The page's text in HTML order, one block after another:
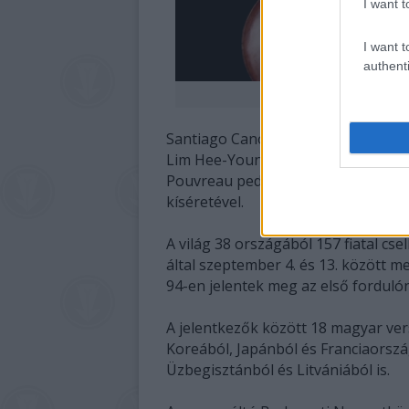
I want
I want
Santiago Canón-Valencia szintén
Lim Hee-Young Dvorák h-moll
Pouvreau pedig Schumann a-moll
kíséretével.
A világ 38 országából 157 fiatal
által szeptember 4. és 13. között
94-en jelentek meg az első
A jelentkezők között 18 magyar
Koreából, Japánból és
Üzbegisztánból és Litvániából is.